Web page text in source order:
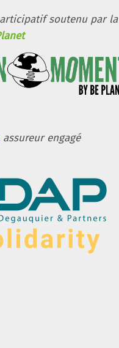
soutenu par la
assureur engagé